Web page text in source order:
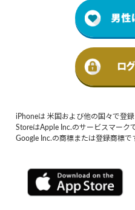
iPhoneは 米国および他の国々で登
StoreはApple Inc.のサービスマーク
Google Inc.の商標または登録商標で